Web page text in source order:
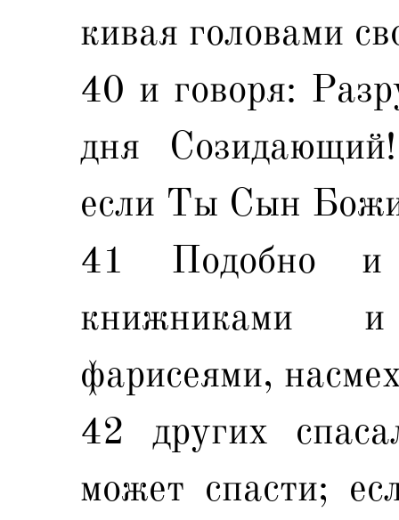
кивая головами
40 и говоря:
дня
если Ты Сын
41 Подобно и
книжниками
фарисеями,
42 других
может спасти;